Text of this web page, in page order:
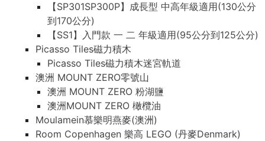
【SP301SP300P】成長型 中高年級適用(130公分
到170公分)
【SS1】入門款 一 二 年級適用(95公分到125公分)
Picasso Tiles磁力積木
Picasso Tiles磁力積木迷宮軌道
澳洲 MOUNT ZERO零號山
澳洲 MOUNT ZERO 粉湖鹽
澳洲MOUNT ZERO 橄欖油
Moulamein慕樂明燕麥(澳洲)
Room Copenhagen 樂高 LEGO (丹麥Denmark)